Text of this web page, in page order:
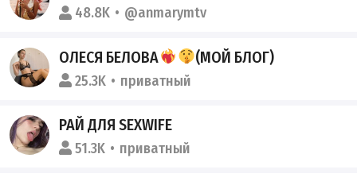
48.8K @anmarymtv
ОЛЕСЯ БЕЛОВА (МОЙ БЛОГ)
25.3K приватный
РАЙ ДЛЯ SEXWIFE
51.3K приватный